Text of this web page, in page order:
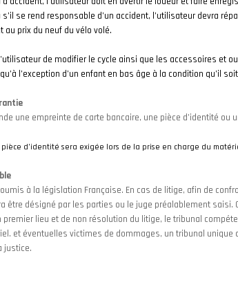
s’il se rend responsable d’un accident, l’utilisateur devra
au prix du neuf du vélo volé.
de modifier le cycle ainsi que les accessoires et
l’exception d’un enfant en bas âge à la condition qu’il
une empreinte de carte bancaire, une pièce d’identité
pièce d’identité sera exigée lors de la prise en charge du
à la législation Française. En cas de litige, afin de
être désigné par les parties ou le juge préalablement
premier lieu et de non résolution du litige, le tribunal
et éventuelles victimes de dommages, un tribunal unique
justice.